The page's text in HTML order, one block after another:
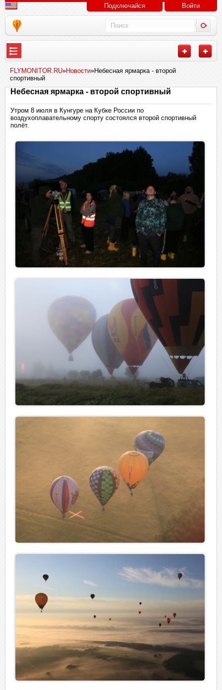
Подключайся Войти
FLYMONITOR.RU»Новости»Небесная ярмарка - второй
спортивный
Небесная ярмарка - второй спортивный
Утром 8 июля в Кунгуре на Кубке России по
воздухоплавательному спорту состоялся второй спортивный
полёт.